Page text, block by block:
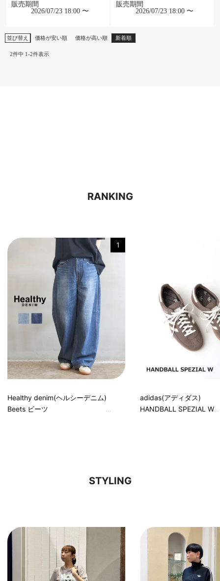
販売期間
2026/07/23 18:00 〜
販売期間
2026/07/23 18:00 〜
並び替え 価格が安い順 価格が高い順 新着順
2件中 1 -2件表示
RANKING
1
Healthy denim(ヘルシーデニム)
Beets ビーツ
adidas(アディダス)
HANDBALL SPEZIAL W
STYLING